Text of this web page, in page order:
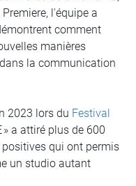
l'équipe a
comment
manières
la communication
2023 lors du Festival
» a attiré plus de 600
qui ont permis
un studio autant